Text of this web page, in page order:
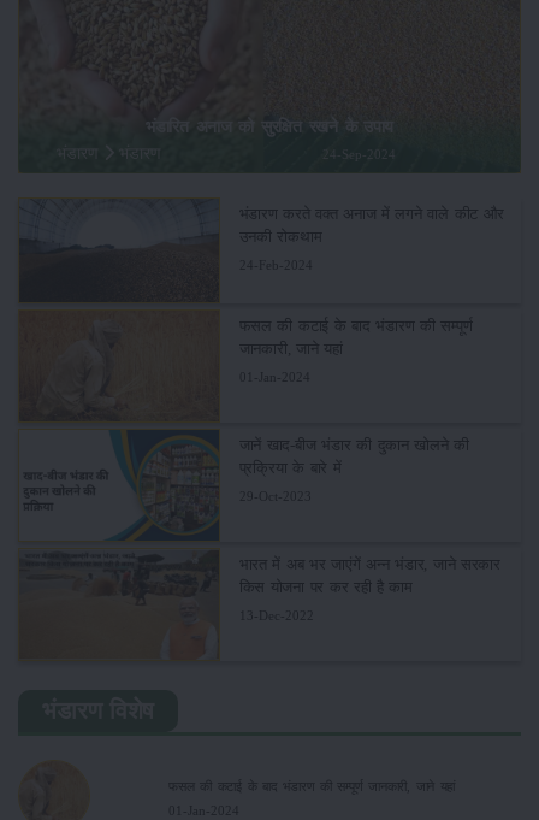
भंडारित अनाज को सुरक्षित रखने के उपाय
24-Sep-2024
भंडारण करते वक्त अनाज में लगने वाले कीट और
उनकी रोकथाम
फसल की कटाई के बाद भंडारण की सम्पूर्ण
जानकारी, जाने यहां
जानें खाद-बीज भंडार की दुकान खोलने की
प्रक्रिया के बारे में
29-Oct-2023
भारत में अब भर जाएंगें अन्न भंडार, जाने सरकार
किस योजना पर कर रही है काम
13-Dec-2022
फसल की कटाई के बाद भंडारण की सम्पूर्ण जानकारी, जाने यहां